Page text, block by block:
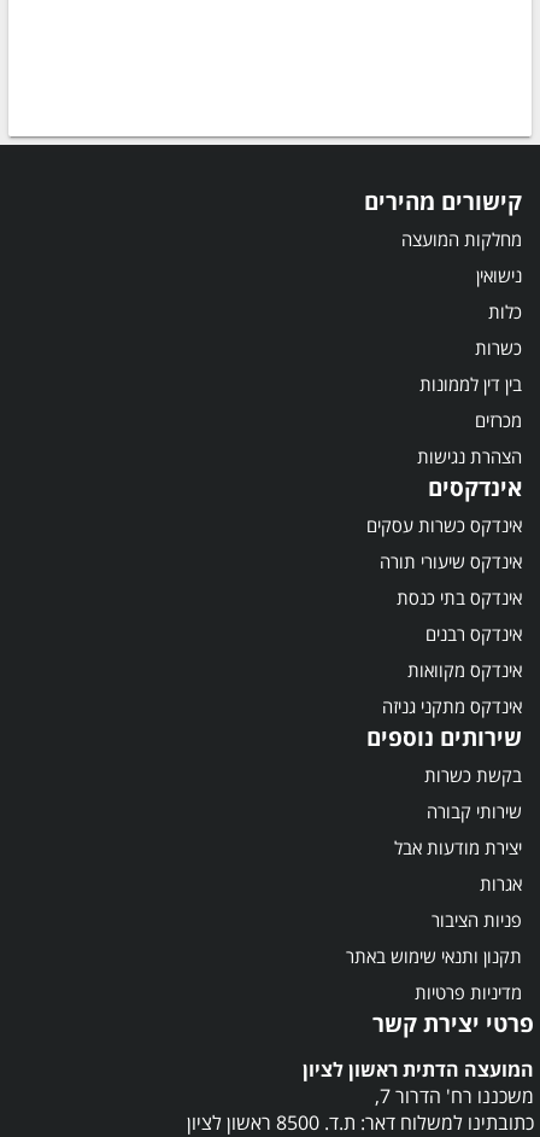
קישורים מהירים
מחלקות המועצה
נישואין
כלות
כשרות
בין דין לממונות
מכרזים
הצהרת נגישות
אינדקסים
אינדקס כשרות עסקים
אינדקס שיעורי תורה
אינדקס בתי כנסת
אינדקס רבנים
אינדקס מקוואות
אינדקס מתקני גניזה
שירותים נוספים
בקשת כשרות
שירותי קבורה
יצירת מודעות אבל
אגרות
פניות הציבור
תקנון ותנאי שימוש באתר
מדיניות פרטיות
פרטי יצירת קשר
המועצה הדתית ראשון לציון
משכננו רח' הדרור 7,
כתובתינו למשלוח דאר: ת.ד. 8500 ראשון לציון